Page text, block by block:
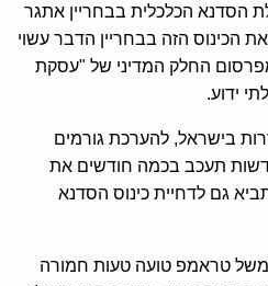
הסדנא הכלכלית בבחריין אתגר
הכינוס הזה בבחריין הדבר עשוי
החלק המדיני של "עסקת
ידוע.
בישראל, להערכת גורמים
תעכב בכמה חודשים את
גם לדחיית כינוס הסדנא
טראמפ טועה טעות חמורה